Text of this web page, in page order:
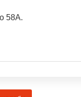
58А.